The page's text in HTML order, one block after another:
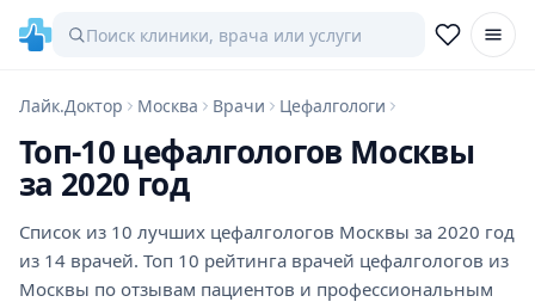
Лайк.Доктор Москва Врачи Цефалгологи
Топ-10 цефалгологов Москвы
за 2020 год
Список из 10 лучших цефалгологов Москвы за 2020 год
из 14 врачей. Топ 10 рейтинга врачей цефалгологов из
Москвы по отзывам пациентов и профессиональным